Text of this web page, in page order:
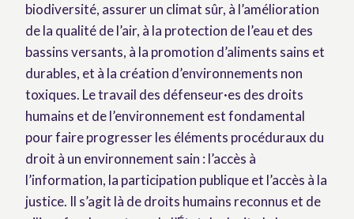
biodiversité, assurer un climat sûr, à l’amélioration
de la qualité de l’air, à la protection de l’eau et des
bassins versants, à la promotion d’aliments sains et
durables, et à la création d’environnements non
toxiques. Le travail des défenseur·es des droits
humains et de l’environnement est fondamental
pour faire progresser les éléments procéduraux du
droit à un environnement sain : l’accès à
l’information, la participation publique et l’accès à la
justice. Il s’agit là de droits humains reconnus et de